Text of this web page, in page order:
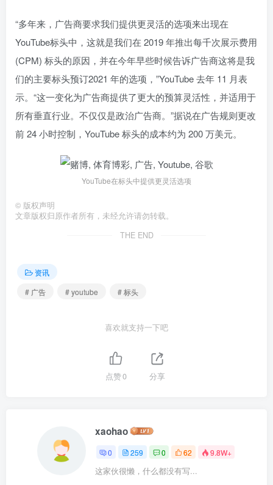
“多年来，广告商要求我们提供更灵活的选项来出现在
YouTube标头中，这就是我们在 2019 年推出每千次展示费用
(CPM) 标头的原因，并在今年早些时候告诉广告商这将是我
们的主要标头预订2021 年的选项，”YouTube 去年 11 月表
示。“这一变化为广告商提供了更大的预算灵活性，并适用于
所有垂直行业。不仅仅是政治广告商。”据说在广告规则更改
前 24 小时控制，YouTube 标头的成本约为 200 万美元。
YouTube在标头中提供更灵活选项
© 版权声明
文章版权归原作者所有，未经允许请勿转载。
THE END
资讯
# 广告
# youtube # 标头
喜欢就支持一下吧
点赞0 分享
xaohao
0 259 0 62 9.8W+
这家伙很懒，什么都没有写...